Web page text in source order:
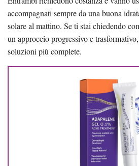
accompagnati sempre da una buona
solare al mattino. Se ti stai chiedendo
un approccio progressivo e
soluzioni più complete.